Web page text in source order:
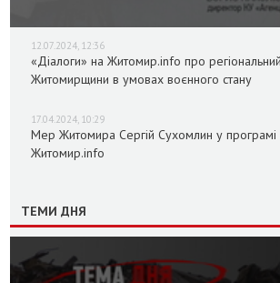
12.07.2024, 12:36
«Діалоги» на Житомир.info про
Житомирщини в умовах воєнного стану
17.04.2024, 10:29
Мер Житомира Сергій Сухомлин у програмі
Житомир.info
ТЕМИ ДНЯ